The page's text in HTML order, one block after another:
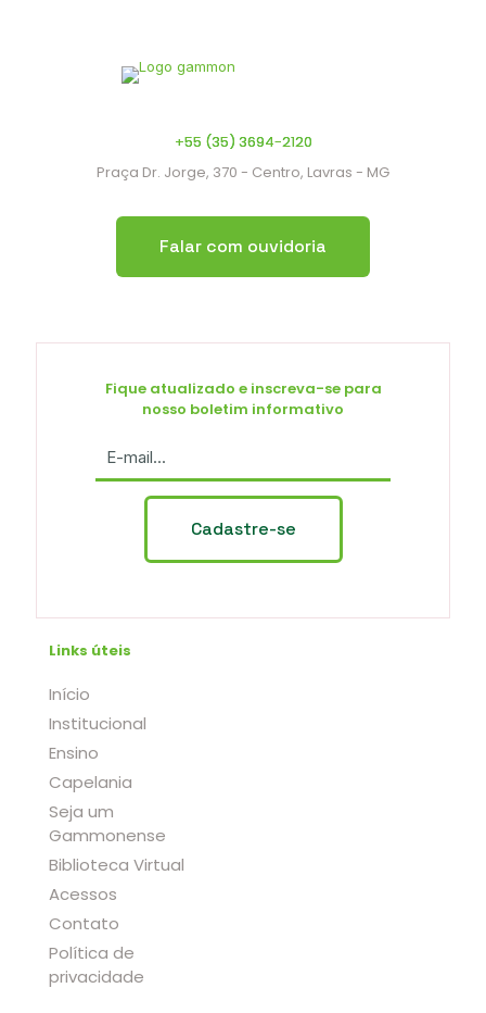
+55 (35) 3694-2120
Praça Dr. Jorge, 370 - Centro, Lavras - MG
Falar com ouvidoria
Links úteis
Início
Institucional
Ensino
Capelania
Seja um
Gammonense
Biblioteca Virtual
Acessos
Contato
Política de
privacidade
Fique atualizado e inscreva-se para
nosso boletim informativo